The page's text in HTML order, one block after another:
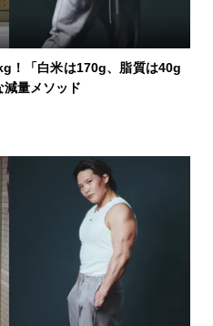
！「白米は170g、脂質は40g
減量メソッド